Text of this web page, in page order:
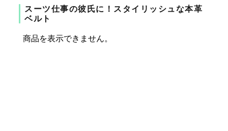
スーツ仕事の彼氏に！スタイリッシュな本革
ベルト